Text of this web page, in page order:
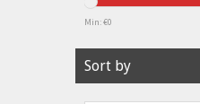
Min: €0
Sort by